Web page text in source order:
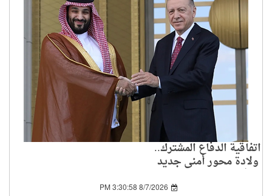
اتفاقية الدفاع المشترك..
ولادة محور أمني جديد
في العالم الإسلامي
8/7/2026 3:30:58 PM